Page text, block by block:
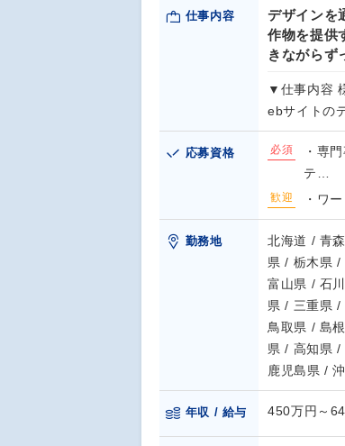
仕事内容
デザインを
作物を提供
きながらず
▼仕事内容
ebサイトの
応募資格 必須
・専
テ…
歓迎 ・ワ
勤務地
北海道 / 青
県 / 栃木県
富山県 / 石
県 / 三重県
鳥取県 / 島
県 / 高知県
鹿児島県 /
年収 / 給与 450万円～